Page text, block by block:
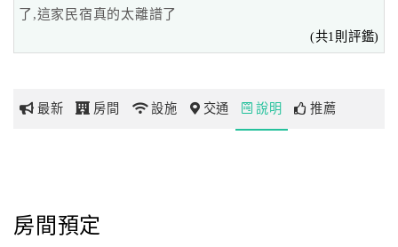
圖
務
了,這家民宿真的太離譜了
(共1則評鑑)
最新 房間 設施 交通 說明 推薦
房間預定